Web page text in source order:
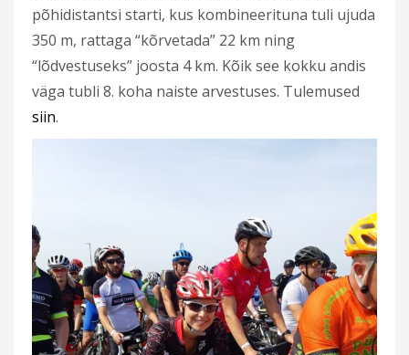
põhidistantsi starti, kus kombineerituna tuli ujuda
350 m, rattaga “kõrvetada” 22 km ning
“lõdvestuseks” joosta 4 km. Kõik see kokku andis
väga tubli 8. koha naiste arvestuses. Tulemused
siin.